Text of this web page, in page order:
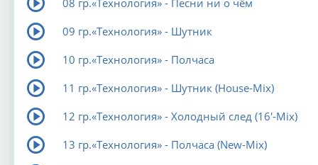
08 гр.«Технология» - Песни ни о чём
09 гр.«Технология» - Шутник
10 гр.«Технология» - Полчаса
11 гр.«Технология» - Шутник (House-Mix)
12 гр.«Технология» - Холодный след (16'-Mix)
13 гр.«Технология» - Полчаса (New-Mix)